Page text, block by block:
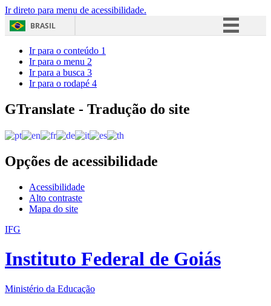
Ir direto para menu de acessibilidade.
BRASIL
Acesso à informação
Ir para o conteúdo 1
Ir para o menu 2
Ir para a busca 3
Ir para o rodapé 4
GTranslate - Tradução do site
Opções de acessibilidade
Acessibilidade
Alto contraste
Mapa do site
IFG
Instituto Federal de Goiás
Ministério da Educação